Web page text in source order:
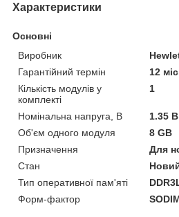
Характеристики
Основні
Виробник
Гарантійний термін
12 міс
Кількість модулів у
комплекті
1
Номінальна напруга, В
1.35 В
Об'єм одного модуля
8 GB
Призначення
Для
Стан
Тип оперативної пам'яті
Форм-фактор